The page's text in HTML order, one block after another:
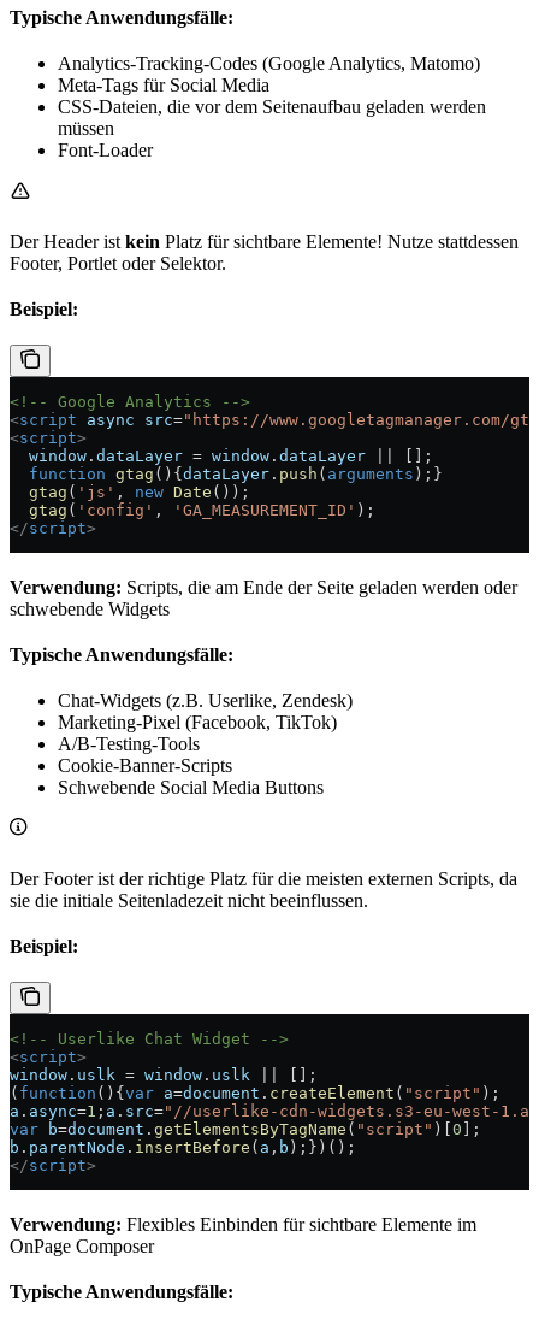
Typische Anwendungsfälle:
Analytics-Tracking-Codes (Google Analytics, Matomo)
Meta-Tags für Social Media
CSS-Dateien, die vor dem Seitenaufbau geladen werden
müssen
Font-Loader
Der Header ist kein Platz für sichtbare Elemente! Nutze stattdessen
Footer, Portlet oder Selektor.
Beispiel:
<!-- Google Analytics -->
<script async src="https://www.googletagmanager.com/gtag/
<script>
  window
. dataLayer = window . dataLayer
[];
  function
gtag (){dataLayer . push ( arguments );}
  gtag
( 'js' , new Date ());
  gtag
( 'config' , 'GA_MEASUREMENT_ID' );
</script>
Verwendung: Scripts, die am Ende der Seite geladen werden oder
schwebende Widgets
Typische Anwendungsfälle:
Chat-Widgets (z.B. Userlike, Zendesk)
Marketing-Pixel (Facebook, TikTok)
A/B-Testing-Tools
Cookie-Banner-Scripts
Schwebende Social Media Buttons
Der Footer ist der richtige Platz für die meisten externen Scripts, da
sie die initiale Seitenladezeit nicht beeinflussen.
Beispiel:
<!-- Userlike Chat Widget -->
<script>
window . uslk = window . uslk
[];
( function (){var a=document . createElement ( "script" );
a . async=1 ; a . src="//userlike-cdn-widgets.s3-eu-west-
var b=document . getElementsByTagName ( "script" )[0 ];
b . parentNode . insertBefore ( a , b );})();
</script>
Verwendung: Flexibles Einbinden für sichtbare Elemente im
OnPage Composer
Typische Anwendungsfälle: